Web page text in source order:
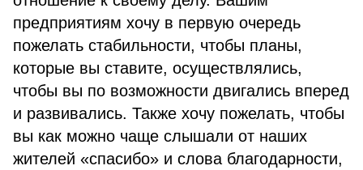
предприятиям хочу в первую очередь
пожелать стабильности, чтобы планы,
которые вы ставите, осуществлялись,
чтобы вы по возможности двигались вперед
и развивались. Также хочу пожелать, чтобы
вы как можно чаще слышали от наших
жителей «спасибо» и слова благодарности,